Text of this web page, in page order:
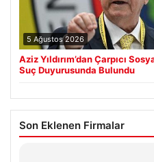
5 Ağustos 2026
Aziz Yıldırım’dan Çarpıcı
Suç Duyurusunda Bulundu
Son Eklenen Firmalar